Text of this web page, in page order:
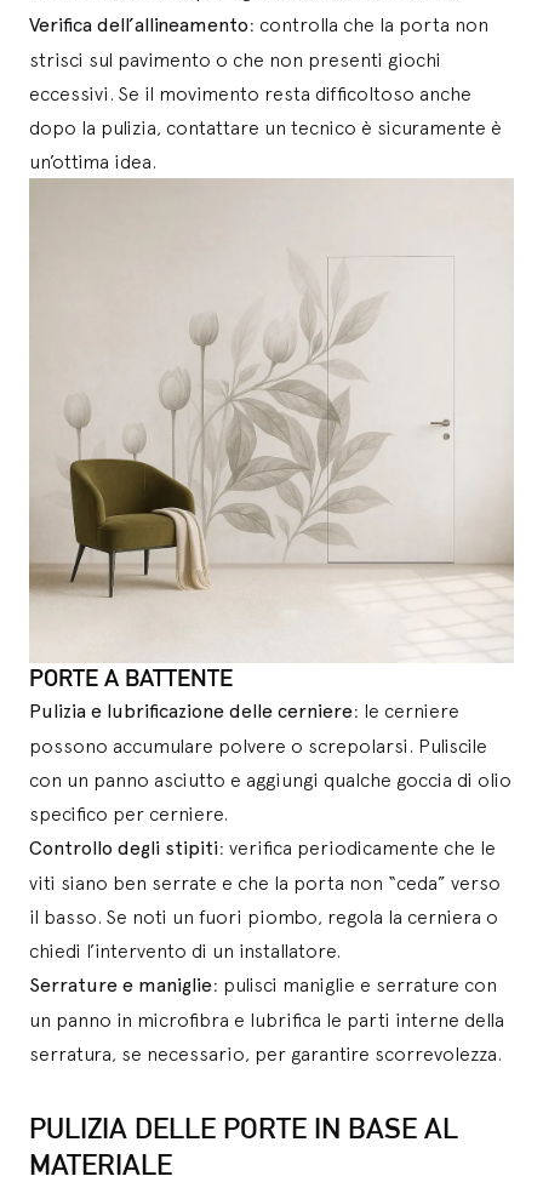
Verifica dell’allineamento: controlla che la porta non
strisci sul pavimento o che non presenti giochi
eccessivi. Se il movimento resta difficoltoso anche
dopo la pulizia, contattare un tecnico è sicuramente è
un’ottima idea.
PORTE A BATTENTE
Pulizia e lubrificazione delle cerniere: le cerniere
possono accumulare polvere o screpolarsi. Puliscile
con un panno asciutto e aggiungi qualche goccia di olio
specifico per cerniere.
Controllo degli stipiti: verifica periodicamente che le
viti siano ben serrate e che la porta non “ceda” verso
il basso. Se noti un fuori piombo, regola la cerniera o
chiedi l’intervento di un installatore.
Serrature e maniglie: pulisci maniglie e serrature con
un panno in microfibra e lubrifica le parti interne della
serratura, se necessario, per garantire scorrevolezza.
PULIZIA DELLE PORTE IN BASE AL
MATERIALE